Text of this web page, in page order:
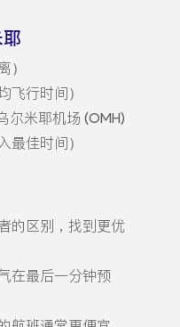
）
飞行时间）
尔米耶机场 (OMH)
最佳时间）
的区别，找到更优
在最后一分钟预